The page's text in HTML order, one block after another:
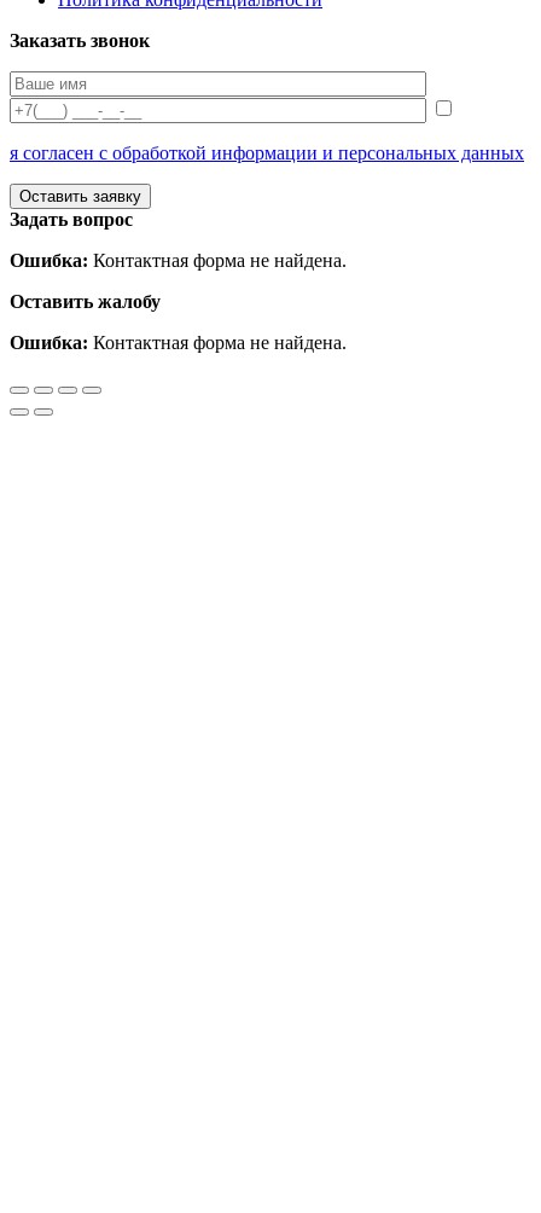
Заказать звонок
я согласен с обработкой информации и персональных данных
Задать вопрос
Ошибка: Контактная форма не найдена.
Оставить жалобу
Ошибка: Контактная форма не найдена.